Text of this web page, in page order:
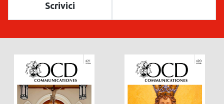
Scrivici